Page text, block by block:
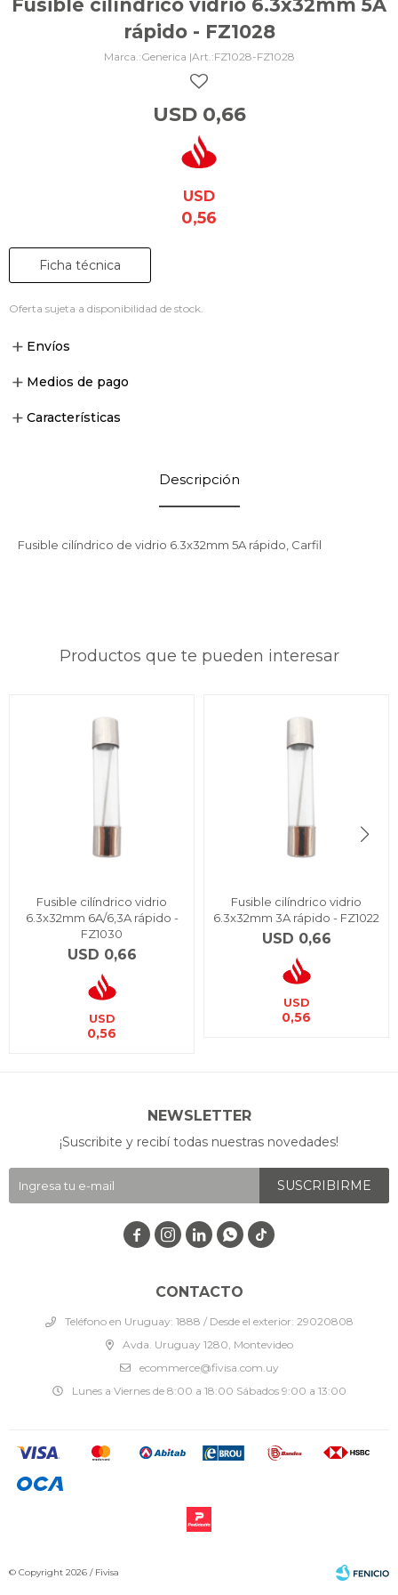
Fusible cilíndrico vidrio 6.3x32mm 5A
rápido - FZ1028
Generica | FZ1028-FZ1028
USD 0,66
USD
0,56
Ficha técnica
Oferta sujeta a disponibilidad de stock.
Envíos
Medios de pago
Características
Descripción
Fusible cilíndrico de vidrio 6.3x32mm 5A rápido, Carfil
Productos que te pueden interesar
Fusible cilíndrico vidrio
6.3x32mm 6A/6,3A rápido -
FZ1030
USD 0,66
USD
0,56
Fusible cilíndrico vidrio
6.3x32mm 3A rápido - FZ1022
USD 0,66
USD
0,56
CONTACTO
Teléfono en Uruguay: 1888 / Desde el exterior: 29020808
Avda. Uruguay 1280, Montevideo
ecommerce@fivisa.com.uy
Lunes a Viernes de 8:00 a 18:00 Sábados 9:00 a 13:00
NEWSLETTER
¡Suscribite y recibí todas nuestras novedades!
SUSCRIBIRME
   
© Copyright 2026 / Fivisa